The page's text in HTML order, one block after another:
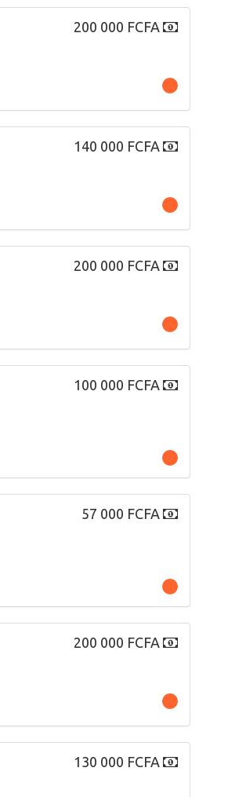
200 000 FCFA
140 000 FCFA
200 000 FCFA
100 000 FCFA
57 000 FCFA
200 000 FCFA
130 000 FCFA